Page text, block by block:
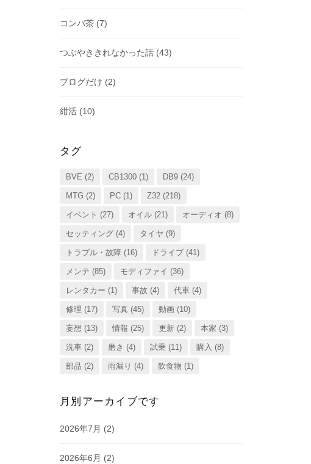
コンバ茶 (7)
つぶやききれなかった話 (43)
ブログだけ (2)
紺活 (10)
タグ
BVE (2) CB1300 (1) DB9 (24)
MTG (2) PC (1) Z32 (218)
イベント (27) オイル (21) オーディオ (8)
セッティング (4) タイヤ (9)
トラブル・故障 (16) ドライブ (41)
メンテ (85) モディファイ (36)
レンタカー (1) 事故 (4) 代車 (4)
修理 (17) 写真 (45) 動画 (10)
妄想 (13) 情報 (25) 更新 (2) 本家 (3)
洗車 (2) 磨き (4) 試乗 (11) 購入 (8)
部品 (2) 雨漏り (4) 飲食物 (1)
月別アーカイブです
2026年7月 (2)
2026年6月 (2)